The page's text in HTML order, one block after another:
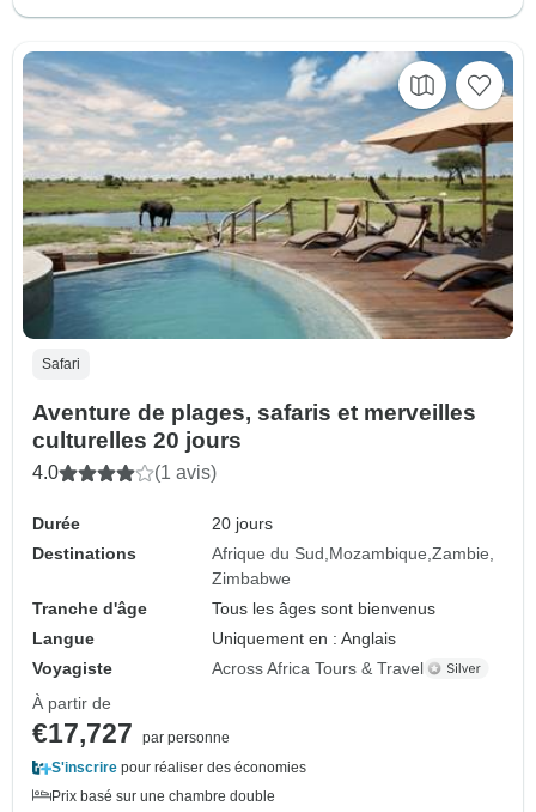
Safari
Aventure de plages, safaris et merveilles
culturelles 20 jours
4.0 (1 avis)
Durée
20 jours
Destinations
Afrique du Sud Mozambique Zambie
Zimbabwe
Tranche d'âge
Tous les âges sont bienvenus
Langue
Uniquement en : Anglais
Voyagiste
Across Africa Tours & Travel
À partir de
€17,727
par personne
S'inscrire pour réaliser des économies
Prix basé sur une chambre double